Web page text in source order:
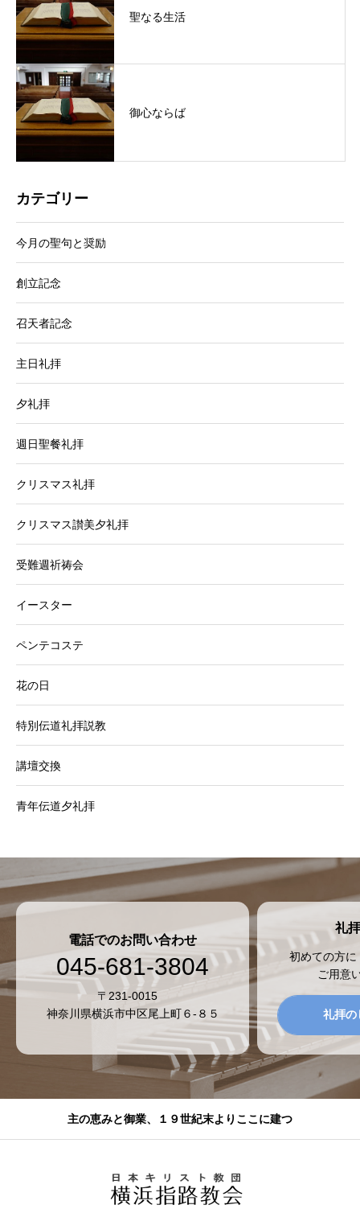
聖なる生活
御心ならば
カテゴリー
今月の聖句と奨励
創立記念
召天者記念
主日礼拝
夕礼拝
週日聖餐礼拝
クリスマス礼拝
クリスマス讃美夕礼拝
受難週祈祷会
イースター
ペンテコステ
花の日
特別伝道礼拝説教
講壇交換
青年伝道夕礼拝
電話でのお問い合わせ
045-681-3804
〒231-0015
神奈川県横浜市中区尾上町６-８５
礼
初めての方
ご用意
礼拝の
主の恵みと御業、１９世紀末よりここに建つ